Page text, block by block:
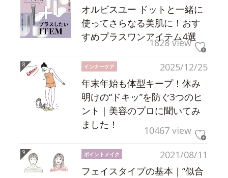
オルビスユー ドットと一緒に
使ってさらなる美肌に！おす
すめプラスワンアイテム4選
1828 view
2025/12/25
インナーケア
年末年始も体型キープ！休み
明けの“ドキッ”を防ぐ3つのヒ
ント｜美容のプロに聞いてみ
ました！
10467 view
2021/08/11
ポイントメイク
フェイスタイプの基本｜“似合